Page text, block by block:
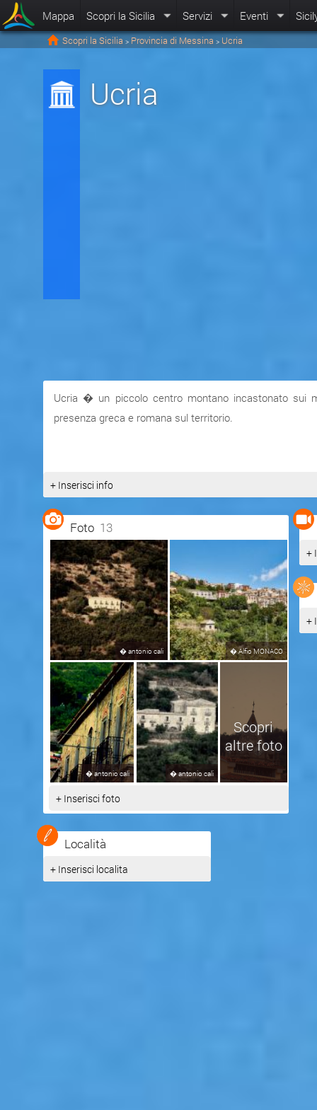
Mappa Scopri la Sicilia Servizi Eventi
Scopri la Sicilia > Provincia di Messina > Ucria
Ucria
Ucria � un piccolo centro montano incastonato sui
presenza greca e romana sul territorio.
+ Inserisci info
Foto 13
�antonio cali �Alfio MONACO
�antonio cali �antonio cali
Scopri
altre foto
+ Inserisci foto
Località
+ Inserisci localita
+
+